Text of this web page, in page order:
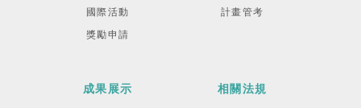
國際活動
獎勵申請
計畫管考
成果展示 相關法規